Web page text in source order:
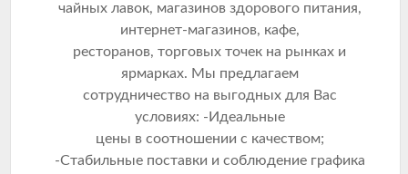
чайных лавок, магазинов здорового питания,
интернет-магазинов, кафе,
ресторанов, торговых точек на рынках и
ярмарках. Мы предлагаем
сотрудничество на выгодных для Вас
условиях: -Идеальные
цены в соотношении с качеством;
-Стабильные поставки и соблюдение графика